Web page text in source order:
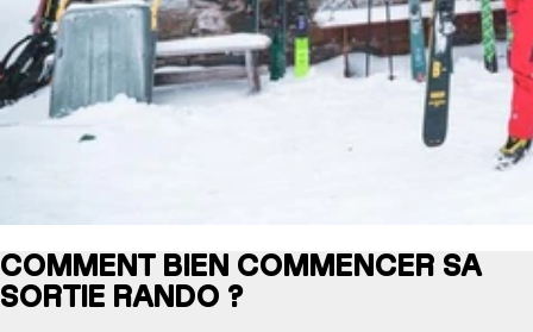
COMMENT BIEN COMMENCER SA
SORTIE RANDO ?